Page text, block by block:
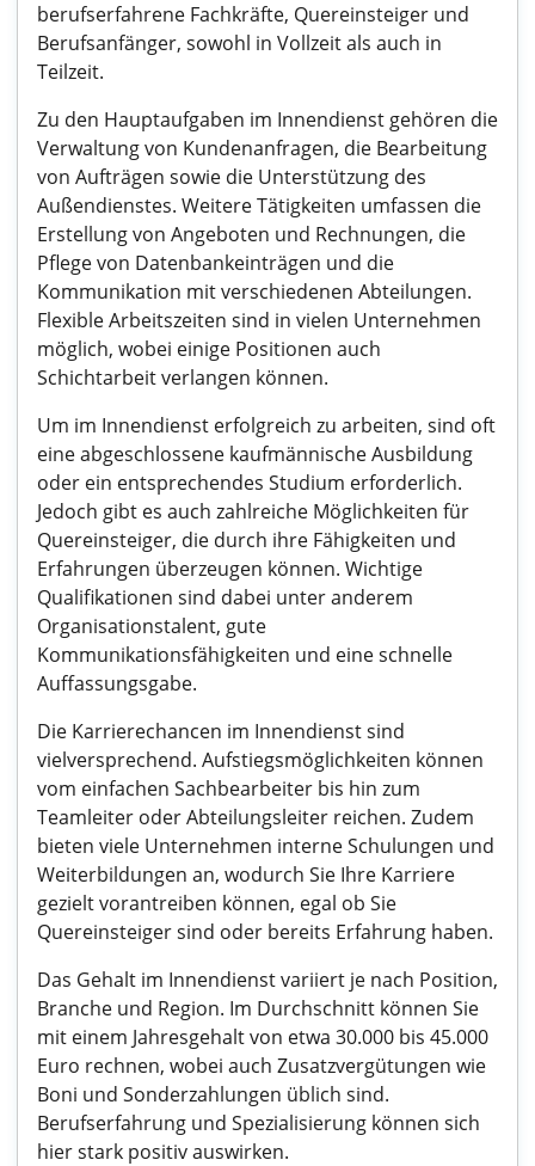
berufserfahrene Fachkräfte, Quereinsteiger und
Berufsanfänger, sowohl in Vollzeit als auch in
Teilzeit.
Zu den Hauptaufgaben im Innendienst gehören die
Verwaltung von Kundenanfragen, die Bearbeitung
von Aufträgen sowie die Unterstützung des
Außendienstes. Weitere Tätigkeiten umfassen die
Erstellung von Angeboten und Rechnungen, die
Pflege von Datenbankeinträgen und die
Kommunikation mit verschiedenen Abteilungen.
Flexible Arbeitszeiten sind in vielen Unternehmen
möglich, wobei einige Positionen auch
Schichtarbeit verlangen können.
Um im Innendienst erfolgreich zu arbeiten, sind oft
eine abgeschlossene kaufmännische Ausbildung
oder ein entsprechendes Studium erforderlich.
Jedoch gibt es auch zahlreiche Möglichkeiten für
Quereinsteiger, die durch ihre Fähigkeiten und
Erfahrungen überzeugen können. Wichtige
Qualifikationen sind dabei unter anderem
Organisationstalent, gute
Kommunikationsfähigkeiten und eine schnelle
Auffassungsgabe.
Die Karrierechancen im Innendienst sind
vielversprechend. Aufstiegsmöglichkeiten können
vom einfachen Sachbearbeiter bis hin zum
Teamleiter oder Abteilungsleiter reichen. Zudem
bieten viele Unternehmen interne Schulungen und
Weiterbildungen an, wodurch Sie Ihre Karriere
gezielt vorantreiben können, egal ob Sie
Quereinsteiger sind oder bereits Erfahrung haben.
Das Gehalt im Innendienst variiert je nach Position,
Branche und Region. Im Durchschnitt können Sie
mit einem Jahresgehalt von etwa 30.000 bis 45.000
Euro rechnen, wobei auch Zusatzvergütungen wie
Boni und Sonderzahlungen üblich sind.
Berufserfahrung und Spezialisierung können sich
hier stark positiv auswirken.